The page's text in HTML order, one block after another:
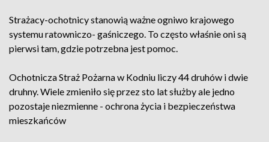
Strażacy-ochotnicy stanowią ważne ogniwo krajowego
systemu ratowniczo- gaśniczego. To często właśnie oni są
pierwsi tam, gdzie potrzebna jest pomoc.
Ochotnicza Straż Pożarna w Kodniu liczy 44 druhów i dwie
druhny. Wiele zmieniło się przez sto lat służby ale jedno
pozostaje niezmienne - ochrona życia i bezpieczeństwa
mieszkańców